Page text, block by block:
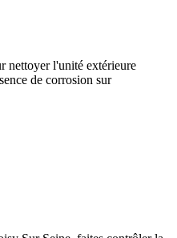
nettoyer l'unité extérieure
de corrosion sur